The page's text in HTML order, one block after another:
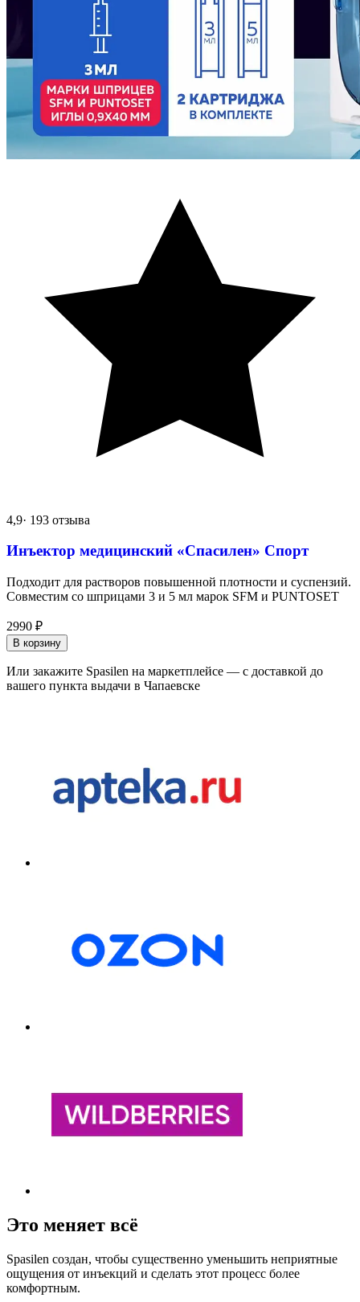
4,9· 193 отзыва
Инъектор медицинский «Спасилен» Спорт
Подходит для растворов повышенной плотности и суспензий.
Совместим со шприцами 3 и 5 мл марок SFM и PUNTOSET
2990 ₽
В корзину
Или закажите Spasilen на маркетплейсе — с доставкой до
вашего пункта выдачи в Чапаевске
Это меняет всё
Spasilen создан, чтобы существенно уменьшить неприятные
ощущения от инъекций и сделать этот процесс более
комфортным.